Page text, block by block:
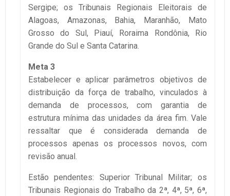
Sergipe; os Tribunais Regionais Eleitorais de
Alagoas, Amazonas, Bahia, Maranhão, Mato
Grosso do Sul, Piauí, Roraima Rondônia, Rio
Grande do Sul e Santa Catarina.
Meta 3
Estabelecer e aplicar parâmetros objetivos de
distribuição da força de trabalho, vinculados à
demanda de processos, com garantia de
estrutura mínima das unidades da área fim. Vale
ressaltar que é considerada demanda de
processos apenas os processos novos, com
revisão anual.
Estão pendentes: Superior Tribunal Militar; os
Tribunais Regionais do Trabalho da 2ª, 4ª, 5ª, 6ª,